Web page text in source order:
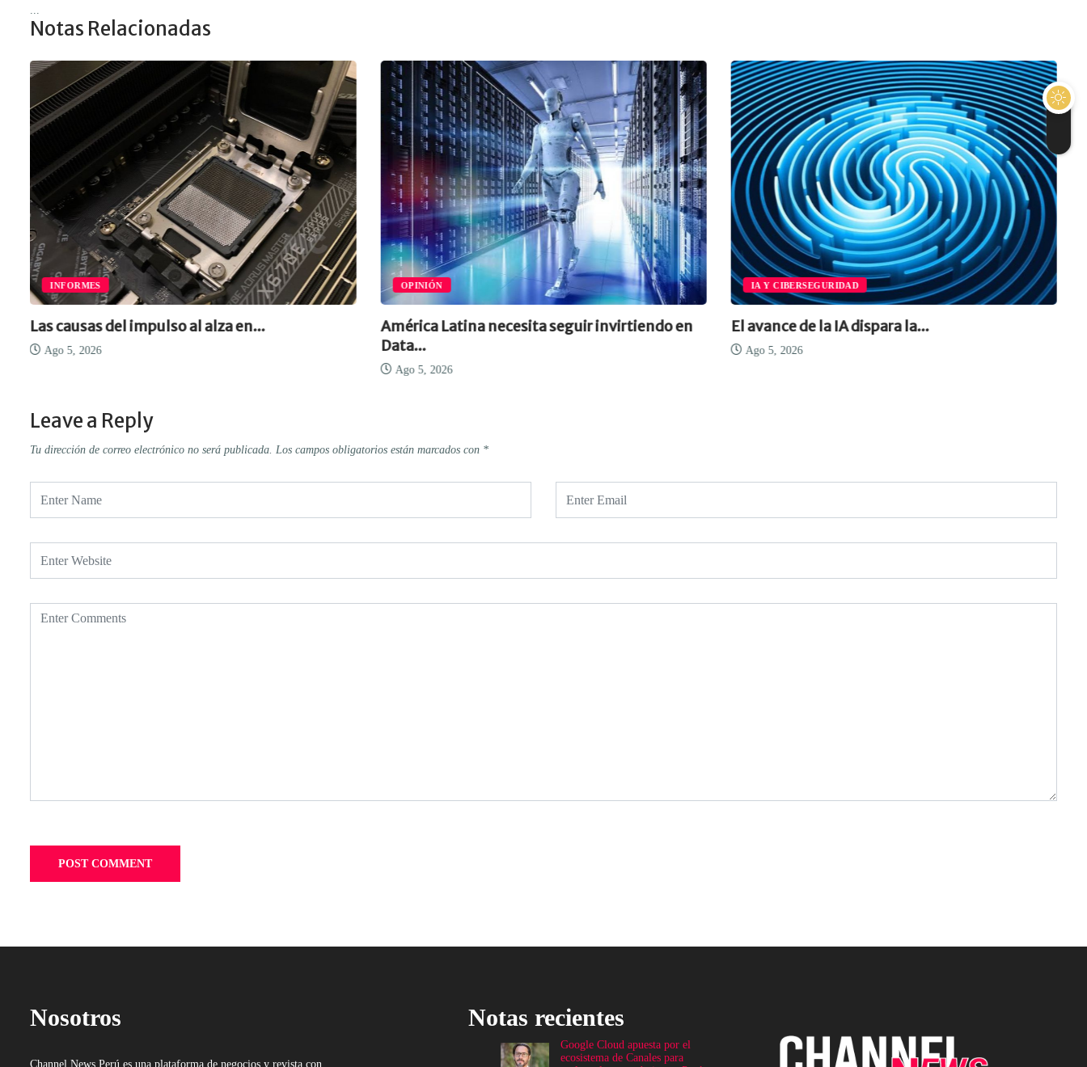
Notas Relacionadas
INFORMES
Las causas del impulso al alza en...
Ago 5, 2026
OPINIÓN
América Latina necesita seguir invirtiendo en
Data...
Ago 5, 2026
IA Y CIBERSEGURIDAD
El avance de la IA dispara la...
Ago 5, 2026
Leave a Reply
Tu dirección de correo electrónico no será publicada. Los campos obligatorios están marcados con *
Nosotros
Channel News Perú es una plataforma de negocios y revista con
Notas recientes
Google Cloud apuesta por el
ecosistema de Canales para